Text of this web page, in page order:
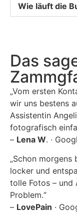
Wie läuft die
Das
„Vom ersten
wir uns bestens
Assistentin
fotografisch
– Lena W. ·
„Schon
locker und
tolle Fotos – und
Problem.“
– LovePain ·